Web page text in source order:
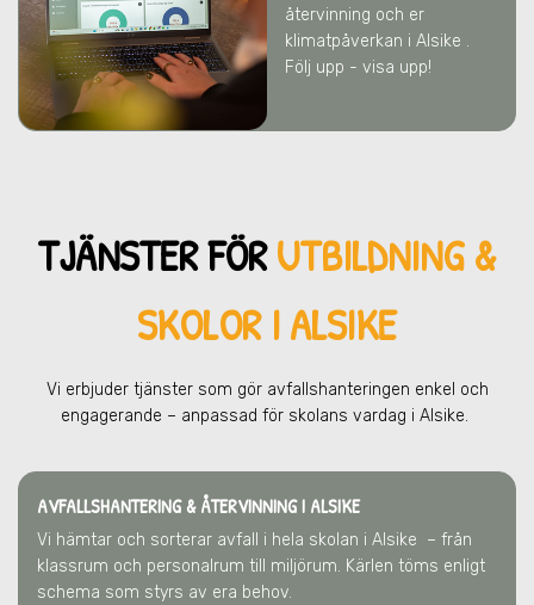
återvinning och er
klimatpåverkan i Alsike .
Följ upp - visa upp!
TJÄNSTER FÖRUTBILDNING &
SKOLOR I ALSIKE
Vi erbjuder tjänster som gör avfallshanteringen enkel och
engagerande – anpassad för skolans vardag i Alsike.
AVFALLSHANTERING & ÅTERVINNINGI ALSIKE
Vi hämtar och sorterar avfall i hela skolan i Alsike – från
klassrum och personalrum till miljörum. Kärlen töms enligt
schema som styrs av era behov.